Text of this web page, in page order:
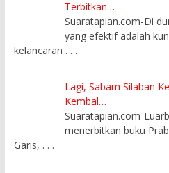
Terbitkan…
Suaratapian.com-Di
yang efektif adalah
kelancaran . . .
Lagi, Sabam Silaban
Kembal…
Suaratapian.com-
menerbitkan buku
Garis, . . .